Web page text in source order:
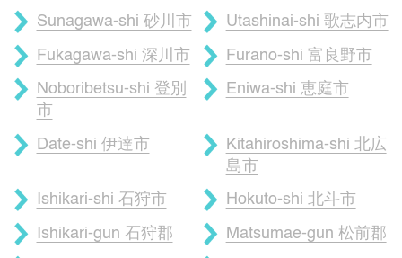
Sunagawa-shi 砂川市 Utashinai-shi 歌志内市
Fukagawa-shi 深川市 Furano-shi 富良野市
Noboribetsu-shi 登別
市
Eniwa-shi 恵庭市
Date-shi 伊達市
Kitahiroshima-shi 北広
島市
Ishikari-shi 石狩市 Hokuto-shi 北斗市
Ishikari-gun 石狩郡 Matsumae-gun 松前郡